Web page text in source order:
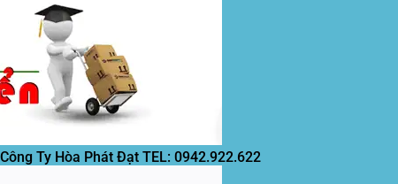
Ty Hòa Phát Đạt TEL: 0942.922.622